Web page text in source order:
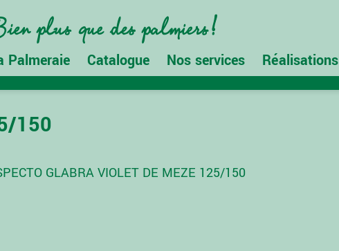
Palmeraie Catalogue Nos services Réalisations
150
GLABRA VIOLET DE MEZE 125/150